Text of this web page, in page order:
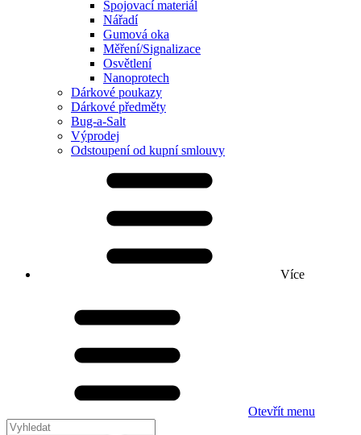
Spojovací materiál
Nářadí
Gumová oka
Měření/Signalizace
Osvětlení
Nanoprotech
Dárkové poukazy
Dárkové předměty
Bug-a-Salt
Výprodej
Odstoupení od kupní smlouvy
Více
Otevřít menu